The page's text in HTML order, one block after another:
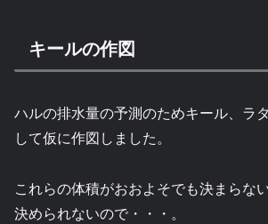
キールの作図
ハルの排水量の予測のためキール、ラ
して仮に作図しました。
これらの体積がおおよそでも決まらな
決められないので・・・。